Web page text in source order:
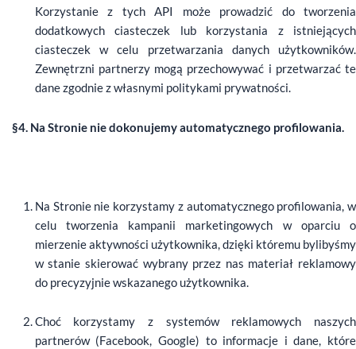
Korzystanie z tych API może prowadzić do tworzenia
dodatkowych ciasteczek lub korzystania z istniejących
ciasteczek w celu przetwarzania danych użytkowników.
Zewnętrzni partnerzy mogą przechowywać i przetwarzać te
dane zgodnie z własnymi politykami prywatności.
§4. Na Stronie nie dokonujemy automatycznego profilowania.
Na Stronie nie korzystamy z automatycznego profilowania, w
celu tworzenia kampanii marketingowych w oparciu o
mierzenie aktywności użytkownika, dzięki któremu bylibyśmy
w stanie skierować wybrany przez nas materiał reklamowy
do precyzyjnie wskazanego użytkownika.
Choć korzystamy z systemów reklamowych naszych
partnerów (Facebook, Google) to informacje i dane, które